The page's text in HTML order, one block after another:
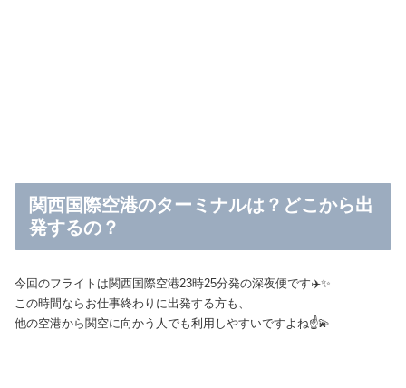
関西国際空港のターミナルは？どこから出
発するの？
今回のフライトは関西国際空港23時25分発の深夜便です✈️✨
この時間ならお仕事終わりに出発する方も、
他の空港から関空に向かう人でも利用しやすいですよね☝️💫